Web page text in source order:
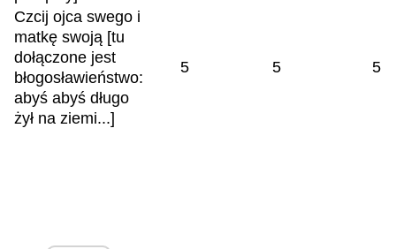
Czcij ojca swego i
matkę swoją [tu
dołączone jest
błogosławieństwo:
abyś abyś długo
żył na ziemi...]
5 5 5